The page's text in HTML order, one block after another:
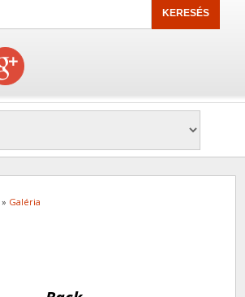
» Galéria